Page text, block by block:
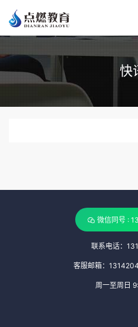
快
微信同号 :
联系电话：
客服邮箱：
周一至周日